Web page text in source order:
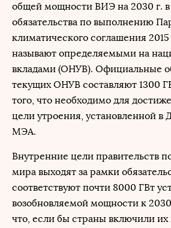
общей мощности ВИЭ на 2030 г. в
обязательства по выполнению
климатического соглашения
называют определяемыми на
вкладами (ОНУВ). Официальные
текущих ОНУВ составляют 1300
того, что необходимо для
цели утроения, установленной в
МЭА.
Внутренние цели правительств
мира выходят за рамки
соответствуют почти 8000 ГВт
возобновляемой мощности к 2030
что, если бы страны включили их